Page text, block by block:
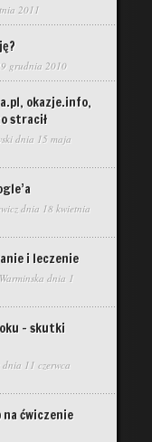
2011
grudnia 2010
okazje.info,
stracił
dnia 15 maja
dnia 18 kwietnia
i leczenie
dnia 1
– skutki
dnia 11 czerwca
na ćwiczenie